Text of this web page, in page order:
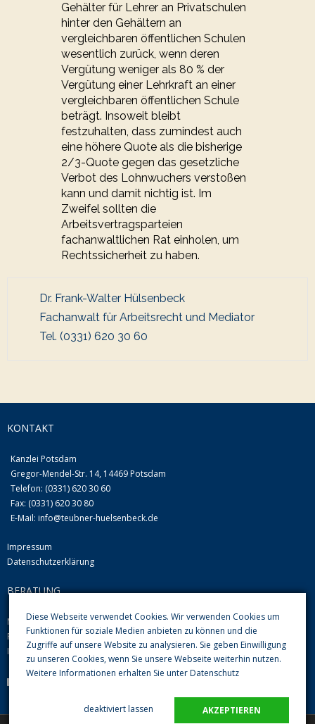
Gehälter für Lehrer an Privatschulen
hinter den Gehältern an
vergleichbaren öffentlichen Schulen
wesentlich zurück, wenn deren
Vergütung weniger als 80 % der
Vergütung einer Lehrkraft an einer
vergleichbaren öffentlichen Schule
beträgt. Insoweit bleibt
festzuhalten, dass zumindest auch
eine höhere Quote als die bisherige
2/3-Quote gegen das gesetzliche
Verbot des Lohnwuchers verstoßen
kann und damit nichtig ist. Im
Zweifel sollten die
Arbeitsvertragsparteien
fachanwaltlichen Rat einholen, um
Rechtssicherheit zu haben.
Dr. Frank-Walter Hülsenbeck
Fachanwalt für Arbeitsrecht und Mediator
Tel. (0331) 620 30 60
KONTAKT
Kanzlei Potsdam
Gregor-Mendel-Str. 14, 14469 Potsdam
Telefon: (0331) 620 30 60
Fax: (0331) 620 30 80
E-Mail: info@teubner-huelsenbeck.de
Impressum
Datenschutzerklärung
BERATUNG
Mo-Do von 09.00 Uhr-12.00 Uhr und 13.00-16.00 Uhr
Fr 08.00 Uhr-12.00 Uhr
Im Übrigen nach Vereinbarung
Diese Webseite verwendet Cookies. Wir verwenden Cookies um
Funktionen für soziale Medien anbieten zu können und die
Zugriffe auf unsere Website zu analysieren. Sie geben Einwilligung
zu unseren Cookies, wenn Sie unsere Webseite weiterhin nutzen.
Weitere Informationen erhalten Sie unterDatenschutz
AKZEPTIEREN
deaktiviert lassen